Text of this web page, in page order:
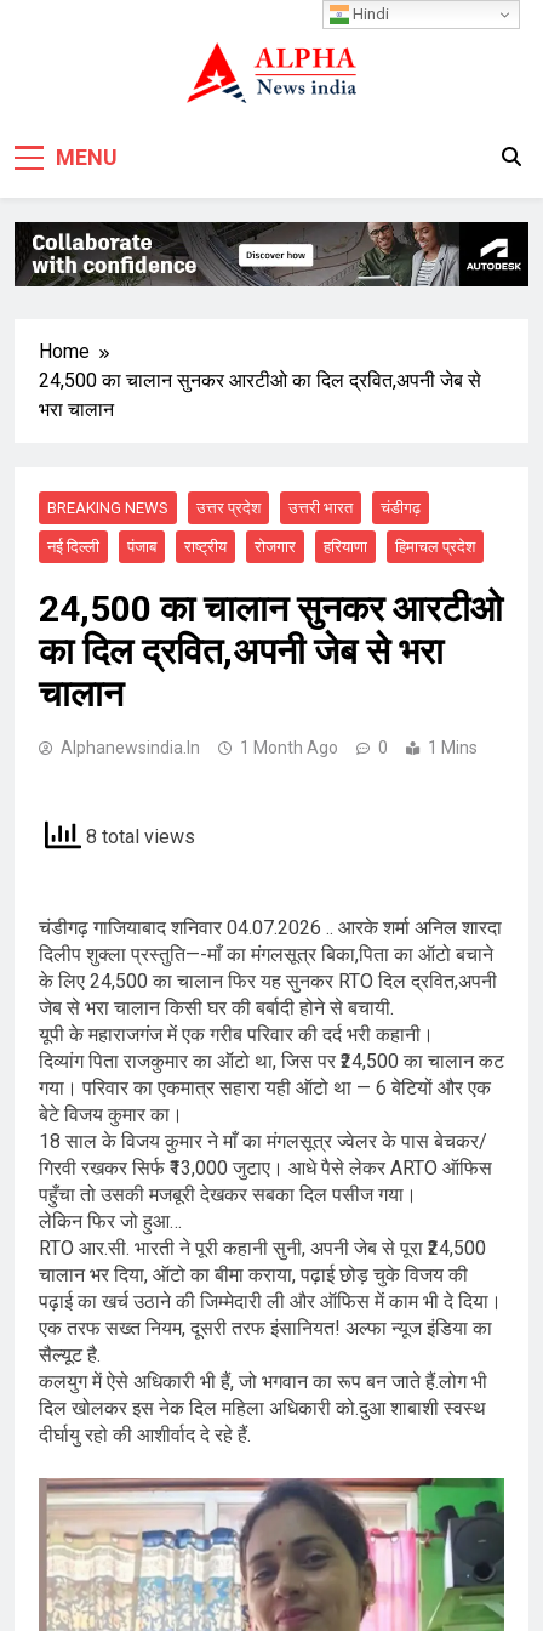
MENU
Home
24,500 का चालान सुनकर आरटीओ का दिल द्रवित,अपनी जेब से
भरा चालान
BREAKING NEWS उत्तर प्रदेश उत्तरी भारत चंडीगढ़
नई दिल्ली पंजाब राष्ट्रीय रोजगार हरियाणा हिमाचल प्रदेश
24,500 का चालान सुनकर आरटीओ
का दिल द्रवित,अपनी जेब से भरा
चालान
Alphanewsindia.in 1 Month Ago 0 1 Mins
8 total views
चंडीगढ़ गाजियाबाद शनिवार 04.07.2026 .. आरके शर्मा अनिल शारदा
दिलीप शुक्ला प्रस्तुति—-माँ का मंगलसूत्र बिका,पिता का ऑटो बचाने
के लिए 24,500 का चालान फिर यह सुनकर RTO दिल द्रवित,अपनी
जेब से भरा चालान किसी घर की बर्बादी होने से बचायी.
यूपी के महाराजगंज में एक गरीब परिवार की दर्द भरी कहानी।
दिव्यांग पिता राजकुमार का ऑटो था, जिस पर ₹24,500 का चालान कट
गया। परिवार का एकमात्र सहारा यही ऑटो था — 6 बेटियों और एक
बेटे विजय कुमार का।
18 साल के विजय कुमार ने माँ का मंगलसूत्र ज्वेलर के पास बेचकर/
गिरवी रखकर सिर्फ ₹13,000 जुटाए। आधे पैसे लेकर ARTO ऑफिस
पहुँचा तो उसकी मजबूरी देखकर सबका दिल पसीज गया।
लेकिन फिर जो हुआ…
RTO आर.सी. भारती ने पूरी कहानी सुनी, अपनी जेब से पूरा ₹24,500
चालान भर दिया, ऑटो का बीमा कराया, पढ़ाई छोड़ चुके विजय की
पढ़ाई का खर्च उठाने की जिम्मेदारी ली और ऑफिस में काम भी दे दिया।
एक तरफ सख्त नियम, दूसरी तरफ इंसानियत! अल्फा न्यूज इंडिया का
सैल्यूट है.
कलयुग में ऐसे अधिकारी भी हैं, जो भगवान का रूप बन जाते हैं.लोग भी
दिल खोलकर इस नेक दिल महिला अधिकारी को.दुआ शाबाशी स्वस्थ
दीर्घायु रहो की आशीर्वाद दे रहे हैं.
Hindi